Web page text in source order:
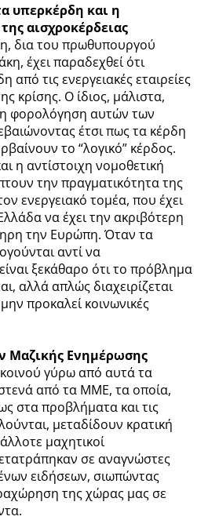
υπερκέρδη και η
αισχροκέρδειας
δια του πρωθυπουργού
έχει παραδεχθεί ότι
από τις ενεργειακές εταιρείες
κρίσης. Ο ίδιος, μάλιστα,
φορολόγηση αυτών των
έτσι πως τα κέρδη
το “λογικό” κέρδος.
η αντίστοιχη νομοθετική
την πραγματικότητα της
ενεργειακό τομέα, που έχει
να έχει την ακριβότερη
την Ευρώπη. Όταν τα
αντί να
ξεκάθαρο ότι το πρόβλημα
αλλά απλώς διαχειρίζεται
προκαλεί κοινωνικές
Μαζικής Ενημέρωσης
γύρω από αυτά τα
από τα ΜΜΕ, τα οποία,
στα προβλήματα και τις
μεταδίδουν κρατική
μαχητικοί
σε αναγνώστες
ειδήσεων, σιωπώντας
της χώρας μας σε